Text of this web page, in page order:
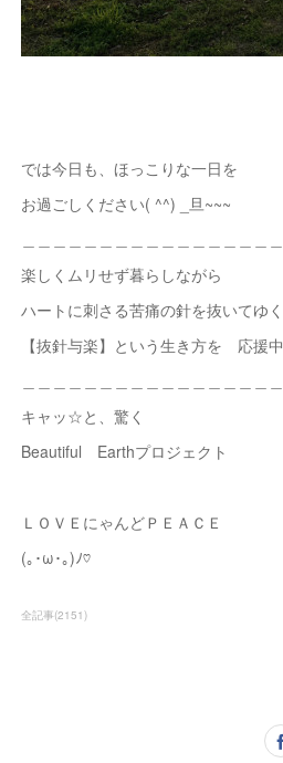
では今日も、ほっこりな一日を
お過ごしください( ^^) _旦~~~
楽しくムリせず暮らしながら
ハートに刺さる苦痛の針を抜いてゆく
【抜針与楽】という生き方を 応援中
キャッ☆と、驚く
Beautiful Earthプロジェクト
ＬＯＶＥにゃんどＰＥＡＣＥ
(｡･ω･｡)ﾉ♡
全記事(2151)